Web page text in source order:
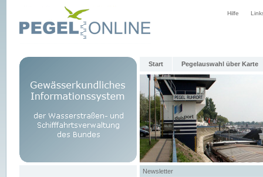
Hilfe
Start Pegelauswahl über Karte
Newsletter